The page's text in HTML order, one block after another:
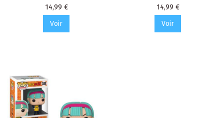
Prix
14,99 €
Voir
Prix
14,99 €
Voir